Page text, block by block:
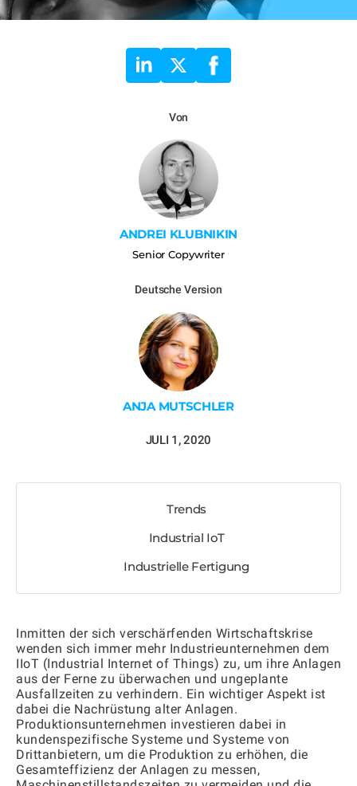
Von
ANDREI KLUBNIKIN
Senior Copywriter
Deutsche Version
ANJA MUTSCHLER
JULI 1, 2020
Trends
Industrial IoT
Industrielle Fertigung
Inmitten der sich verschärfenden Wirtschaftskrise
wenden sich immer mehr Industrieunternehmen dem
IIoT (Industrial Internet of Things) zu, um ihre Anlagen
aus der Ferne zu überwachen und ungeplante
Ausfallzeiten zu verhindern. Ein wichtiger Aspekt ist
dabei die Nachrüstung alter Anlagen.
Produktionsunternehmen investieren dabei in
kundenspezifische Systeme und Systeme von
Drittanbietern, um die Produktion zu erhöhen, die
Gesamteffizienz der Anlagen zu messen,